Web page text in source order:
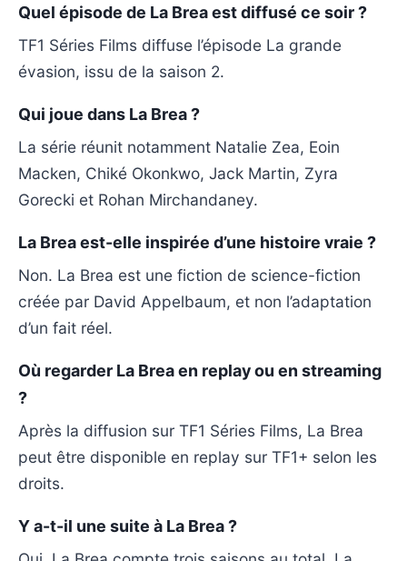
Quel épisode de La Brea est diffusé ce soir ?
TF1 Séries Films diffuse l’épisode La grande
évasion, issu de la saison 2.
Qui joue dans La Brea ?
La série réunit notamment Natalie Zea, Eoin
Macken, Chiké Okonkwo, Jack Martin, Zyra
Gorecki et Rohan Mirchandaney.
La Brea est-elle inspirée d’une histoire vraie ?
Non. La Brea est une fiction de science-fiction
créée par David Appelbaum, et non l’adaptation
d’un fait réel.
Où regarder La Brea en replay ou en streaming
?
Après la diffusion sur TF1 Séries Films, La Brea
peut être disponible en replay sur TF1+ selon les
droits.
Y a-t-il une suite à La Brea ?